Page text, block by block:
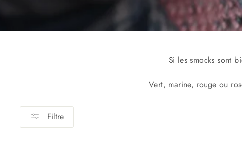
Si les smocks sont
Vert, marine, rouge ou
Filtre